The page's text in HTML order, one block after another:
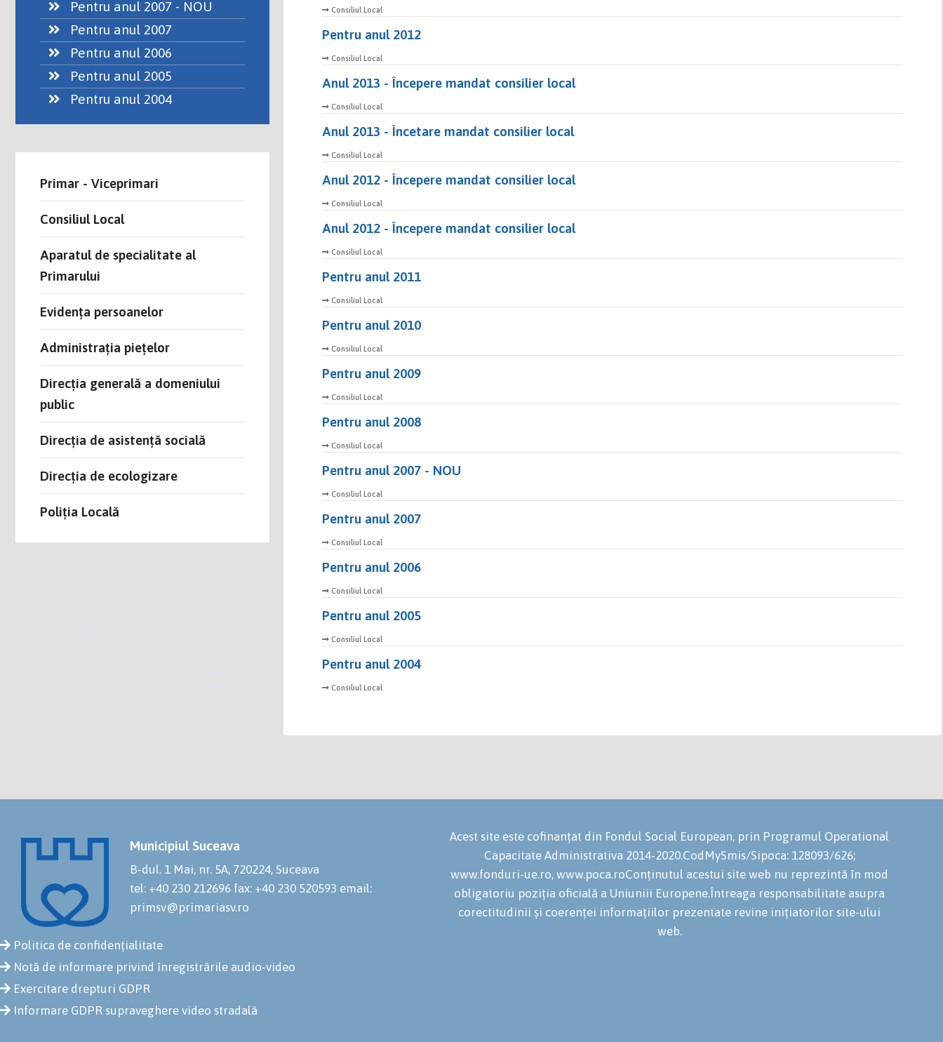
Consiliul Local
Pentru anul 2012
Consiliul Local
Anul 2013 - Începere mandat consilier local
Consiliul Local
Anul 2013 - Încetare mandat consilier local
Consiliul Local
Anul 2012 - Începere mandat consilier local
Consiliul Local
Anul 2012 - Începere mandat consilier local
Consiliul Local
Pentru anul 2011
Consiliul Local
Pentru anul 2010
Consiliul Local
Pentru anul 2009
Consiliul Local
Pentru anul 2008
Consiliul Local
Pentru anul 2007 - NOU
Consiliul Local
Pentru anul 2007
Consiliul Local
Pentru anul 2006
Consiliul Local
Pentru anul 2005
Consiliul Local
Pentru anul 2004
Consiliul Local
Pentru anul 2007 - NOU
Pentru anul 2007
Pentru anul 2006
Pentru anul 2005
Pentru anul 2004
Primar - Viceprimari
Consiliul Local
Aparatul de specialitate al
Primarului
Evidența persoanelor
Administrația piețelor
Direcția generală a domeniului
public
Direcția de asistență socială
Direcția de ecologizare
Poliția Locală
Municipiul Suceava
B-dul. 1 Mai, nr. 5A, 720224, Suceava
tel: +40 230 212696 fax: +40 230 520593 email:
primsv@primariasv.ro
Politica de confidențialitate
Notă de informare privind înregistrările audio-video
Exercitare drepturi GDPR
Informare GDPR supraveghere video stradală
Acest site este cofinanțat din Fondul Social European, prin Programul Operational
Capacitate Administrativa 2014-2020.CodMySmis/Sipoca: 128093/626;
www.fonduri-ue.ro, www.poca.roConținutul acestui site web nu reprezintă în mod
obligatoriu poziția oficială a Uniuniii Europene.Întreaga responsabilitate asupra
corectitudinii și coerenței informațiilor prezentate revine inițiatorilor site-ului
web.